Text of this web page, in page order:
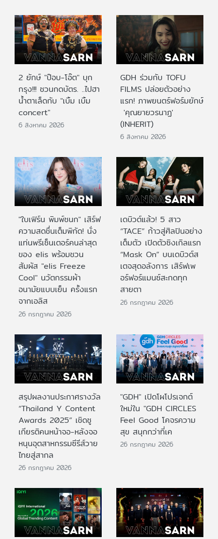
2 ยักษ์ "ป๊อบ-โอ๊ต" บุก
กรุง!!! ชวนกดบัตร. ..ไปฮา
น้ำตาเล็ดกับ "เบิ้ม เบิ้ม
concert"
6 สิงหาคม 2026
GDH ร่วมกับ TOFU
FILMS ปล่อยตัวอย่าง
แรก! ภาพยนตร์ฟอร์มยักษ์
'คุณยายวรนาฏ'
(INHERIT)
6 สิงหาคม 2026
"ใบเฟิร์น พิมพ์ชนก" เสิร์ฟ
ความสดชื่นเต็มพิกัด! นั่ง
แท่นพรีเซ็นเตอร์คนล่าสุด
ของ elis พร้อมชวน
สัมผัส "elis Freeze
Cool" นวัตกรรมผ้า
อนามัยแบบเย็น ครั้งแรก
จากเอลิส
26 กรกฎาคม 2026
เดบิวต์แล้ว! 5 สาว
“TACE” ก้าวสู่ศิลปินอย่าง
เต็มตัว เปิดตัวซิงเกิลแรก
“Mask On” บนเดบิวต์ส
เตจสุดอลังการ เสิร์ฟเพ
อร์ฟอร์แมนซ์สะกดทุก
สายตา
26 กรกฎาคม 2026
สรุปผลงานประกาศรางวัล
“Thailand Y Content
Awards 2025” เชิดชู
เกียรติคนหน้าจอ-หลังจอ
หนุนอุตสาหกรรมซีรีส์วาย
ไทยสู่สากล
26 กรกฎาคม 2026
"GDH" เปิดโผโปรเจกต์
ใหม่ใน "GDH CIRCLES
Feel Good โคจรความ
สุข สนุกกว่าที่เค
26 กรกฎาคม 2026